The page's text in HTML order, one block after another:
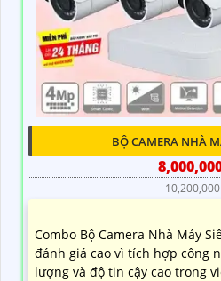
BỘ CAMERA NHÀ
Combo Bộ Camera Nhà Máy
đánh giá cao vì tích hợp công
lượng và độ tin cậy cao trong